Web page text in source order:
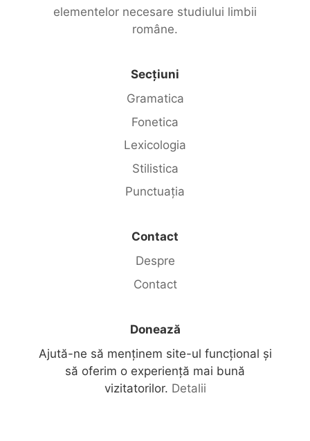
elementelor necesare studiului limbii
române.
Secțiuni
Gramatica
Fonetica
Lexicologia
Stilistica
Punctuația
Contact
Despre
Contact
Donează
Ajută-ne să menținem site-ul funcțional și
să oferim o experiență mai bună
vizitatorilor. Detalii